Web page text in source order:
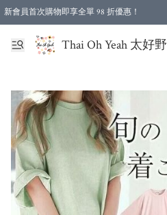
新會員首次購物即享全單 98 折優惠！
特選會員可享全單低至 96 折優惠！
Thai Oh Yeah 太好野